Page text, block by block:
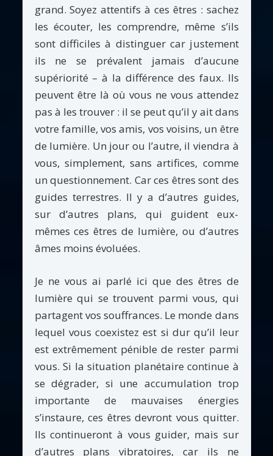
grand. Soyez attentifs à ces êtres : sachez
les écouter, les comprendre, même s’ils
sont difficiles à distinguer car justement
ils ne se prévalent jamais d’aucune
supériorité – à la différence des faux. Ils
peuvent être là où vous ne vous attendez
pas à les trouver : il se peut qu’il y ait dans
votre famille, vos amis, vos voisins, un être
de lumière. Un jour ou l’autre, il viendra à
vous, simplement, sans artifices, comme
un questionnement. Car ces êtres sont des
guides terrestres. Il y a d’autres guides,
sur d’autres plans, qui guident eux-
mêmes ces êtres de lumière, ou d’autres
âmes moins évoluées.
Je ne vous ai parlé ici que des êtres de
lumière qui se trouvent parmi vous, qui
partagent vos souffrances. Le monde dans
lequel vous coexistez est si dur qu’il leur
est extrêmement pénible de rester parmi
vous. Si la situation planétaire continue à
se dégrader, si une accumulation trop
importante de mauvaises énergies
s’instaure, ces êtres devront vous quitter.
Ils continueront à vous guider, mais sur
d’autres plans vibratoires, car ils ne